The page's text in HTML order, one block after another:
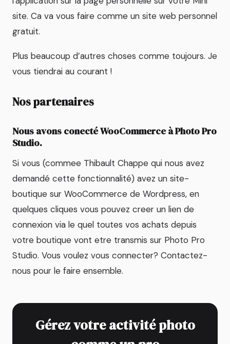
site. Ca va vous faire comme un site web personnel
gratuit.
Plus beaucoup d’autres choses comme toujours. Je
vous tiendrai au courant !
Nos partenaires
Nous avons conecté WooCommerce à Photo Pro
Studio.
Si vous (commee Thibault Chappe qui nous avez
demandé cette fonctionnalité) avez un site-
boutique sur WooCommerce de Wordpress, en
quelques cliques vous pouvez creer un lien de
connexion via le quel toutes vos achats depuis
votre boutique vont etre transmis sur Photo Pro
Studio. Vous voulez vous connecter? Contactez-
nous pour le faire ensemble.
Gérez votre activité photo